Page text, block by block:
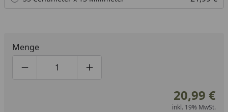
Menge
Produktmenge um eins verringern
Produktmenge manuell eingeben
Produktmenge um eins erhöhen
20,99 €
inkl. 19% MwSt.